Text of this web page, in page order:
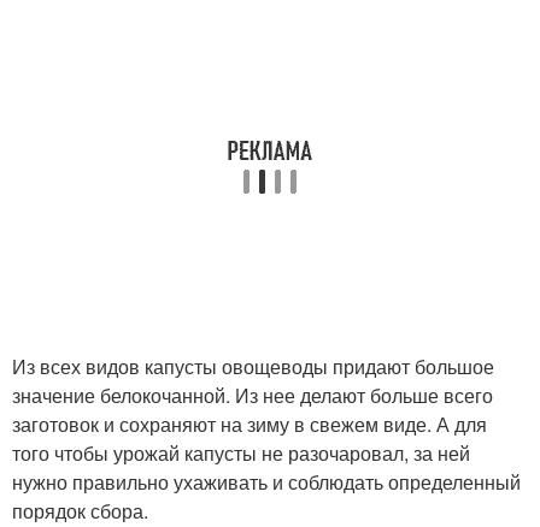
Из всех видов капусты овощеводы придают большое
значение белокочанной. Из нее делают больше всего
заготовок и сохраняют на зиму в свежем виде. А для
того чтобы урожай капусты не разочаровал, за ней
нужно правильно ухаживать и соблюдать определенный
порядок сбора.